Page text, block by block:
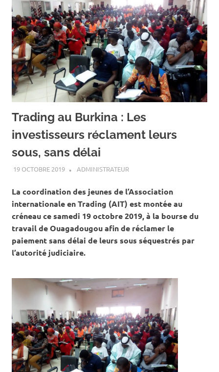
Trading au Burkina : Les
investisseurs réclament leurs
sous, sans délai
19 OCTOBRE 2019 ADMINISTRATEURACTUALITÉ
La coordination des jeunes de l’Association
internationale en Trading (AIT) est montée au
créneau ce samedi 19 octobre 2019, à la bourse du
travail de Ouagadougou afin de réclamer le
paiement sans délai de leurs sous séquestrés par
l’autorité judiciaire.